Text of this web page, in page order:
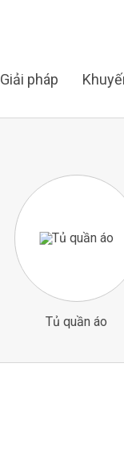
Giải pháp
Tủ quần áo